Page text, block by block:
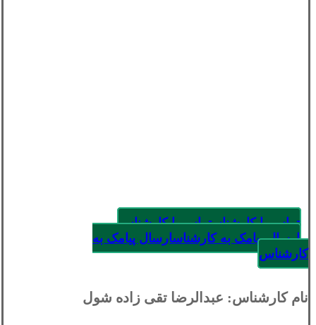
تماس با کارشناستماس با کارشناس
ارسال پیامک به کارشناسارسال پیامک به
کارشناس
نام کارشناس: عبدالرضا تقی زاده شول